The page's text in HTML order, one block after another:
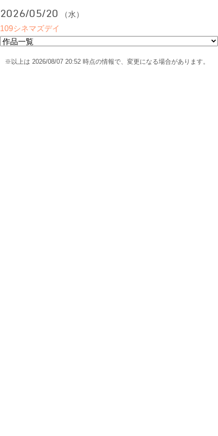
2026/05/20
（水）
109シネマズデイ
※以上は 2026/08/07 20:52 時点の情報で、変更になる場合があります。